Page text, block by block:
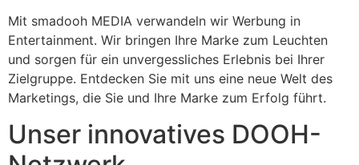
Mit smadooh MEDIA verwandeln wir Werbung in
Entertainment. Wir bringen Ihre Marke zum Leuchten
und sorgen für ein unvergessliches Erlebnis bei Ihrer
Zielgruppe. Entdecken Sie mit uns eine neue Welt des
Marketings, die Sie und Ihre Marke zum Erfolg führt.
Unser innovatives DOOH-